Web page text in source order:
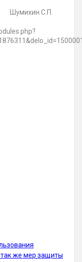
Шумихин С.П.
же мер защиты